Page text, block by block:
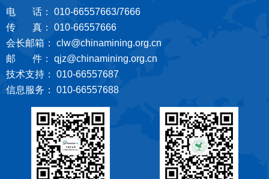
电 话： 010-66557663/7666
传 真： 010-66557666
会长邮箱： clw@chinamining.org.cn
邮 件： qjz@chinamining.org.cn
技术支持： 010-66557687
信息服务： 010-66557688